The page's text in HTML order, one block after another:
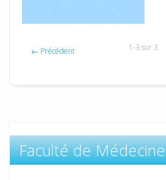
← Précédent 1-3 sur 3
Faculté de Médecine